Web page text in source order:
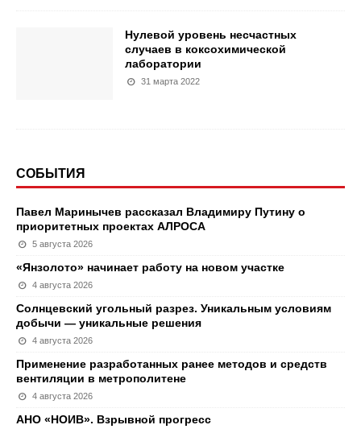
Нулевой уровень несчастных
случаев в коксохимической
лаборатории
31 марта 2022
СОБЫТИЯ
Павел Маринычев рассказал Владимиру Путину о
приоритетных проектах АЛРОСА
5 августа 2026
«Янзолото» начинает работу на новом участке
4 августа 2026
Солнцевский угольный разрез. Уникальным условиям
добычи — уникальные решения
4 августа 2026
Применение разработанных ранее методов и средств
вентиляции в метрополитене
4 августа 2026
АНО «НОИВ». Взрывной прогресс